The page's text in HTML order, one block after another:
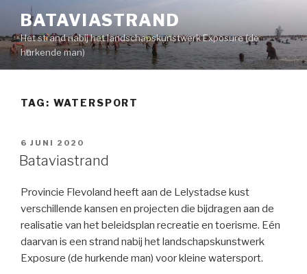
inhoud
springen
BATAVIASTRAND
Het strand nabij het landschapskunstwerk Exposure (de
hurkende man)
TAG: WATERSPORT
GEPLAATST
OP
6 JUNI 2020
Bataviastrand
Provincie Flevoland heeft aan de Lelystadse kust
verschillende kansen en projecten die bijdragen aan de
realisatie van het beleidsplan recreatie en toerisme. Eén
daarvan is een strand nabij het landschapskunstwerk
Exposure (de hurkende man) voor kleine watersport.